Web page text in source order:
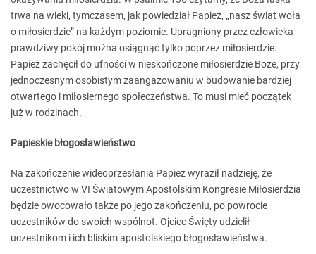
trwa na wieki, tymczasem, jak powiedział Papież, „nasz świat woła
o miłosierdzie” na każdym poziomie. Upragniony przez człowieka
prawdziwy pokój można osiągnąć tylko poprzez miłosierdzie.
Papież zachęcił do ufności w nieskończone miłosierdzie Boże, przy
jednoczesnym osobistym zaangażowaniu w budowanie bardziej
otwartego i miłosiernego społeczeństwa. To musi mieć początek
już w rodzinach.
Papieskie błogosławieństwo
Na zakończenie wideoprzesłania Papież wyraził nadzieję, że
uczestnictwo w VI Światowym Apostolskim Kongresie Miłosierdzia
będzie owocowało także po jego zakończeniu, po powrocie
uczestników do swoich wspólnot. Ojciec Święty udzielił
uczestnikom i ich bliskim apostolskiego błogosławieństwa.